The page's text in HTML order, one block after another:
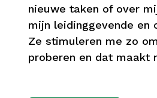
nieuwe taken of over
mijn leidinggevende en
Ze stimuleren me zo
proberen en dat maakt